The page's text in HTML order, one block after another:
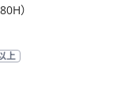
）
上